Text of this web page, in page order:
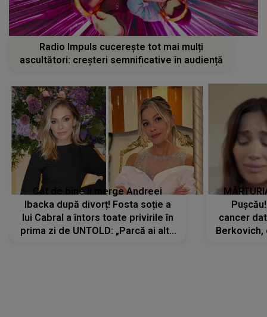
Radio Impuls cucerește tot mai mulți
ascultători: creșteri semnificative în audiență
Cât de bine îi merge Andreei
Ibacka după divorț! Fosta soție a
lui Cabral a întors toate privirile în
prima zi de UNTOLD: „Parcă ai altă
cancer
Berkovich,